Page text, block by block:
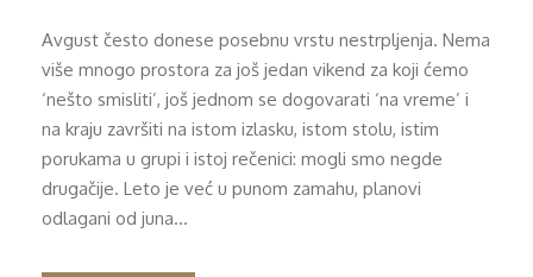
Avgust često donese posebnu vrstu nestrpljenja. Nema
više mnogo prostora za još jedan vikend za koji ćemo
‘nešto smisliti’, još jednom se dogovarati ‘na vreme’ i
na kraju završiti na istom izlasku, istom stolu, istim
porukama u grupi i istoj rečenici: mogli smo negde
drugačije. Leto je već u punom zamahu, planovi
odlagani od juna...